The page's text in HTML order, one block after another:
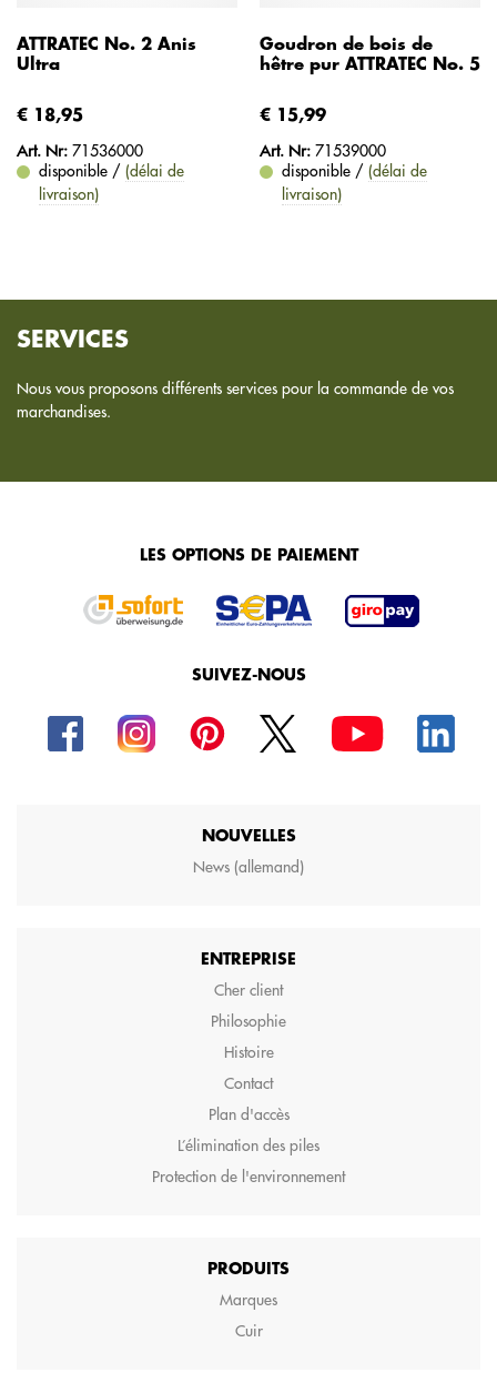
ATTRATEC No. 2 Anis
Ultra
€ 18,95
Art. Nr: 71536000
disponible / (délai de
livraison)
Goudron de bois de
hêtre pur ATTRATEC No. 5
€ 15,99
Art. Nr: 71539000
disponible / (délai de
livraison)
SERVICES
Nous vous proposons différents services pour la commande de vos
marchandises.
LES OPTIONS DE PAIEMENT
SUIVEZ-NOUS
NOUVELLES
News (allemand)
ENTREPRISE
Cher client
Philosophie
Histoire
Contact
Plan d'accès
L’élimination des piles
Protection de l'environnement
PRODUITS
Marques
Cuir